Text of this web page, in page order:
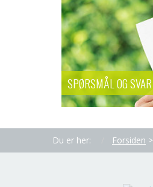
SPØRSMÅL OG SVAR
Du er her: Forsiden >